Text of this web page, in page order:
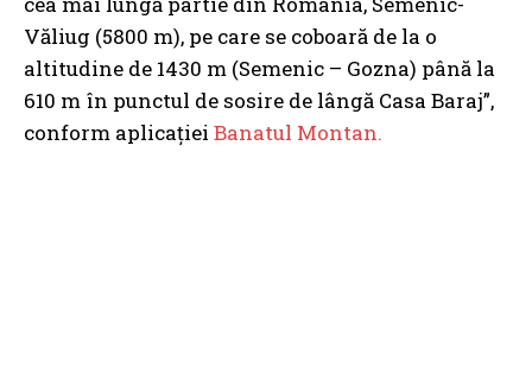
Văliug (5800 m), pe care se coboară de la o
altitudine de 1430 m (Semenic – Gozna) până la
610 m în punctul de sosire de lângă Casa Baraj”,
conform aplicaţiei Banatul Montan.